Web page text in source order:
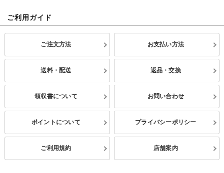
ご利用ガイド
ご注文方法 お支払い方法
送料・配送 返品・交換
領収書について お問い合わせ
ポイントについて プライバシーポリシー
ご利用規約 店舗案内